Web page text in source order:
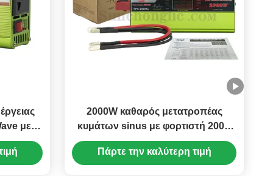
με
12V σε
2000W καθαρός μετατροπέας
κυμάτων sinus με φορτιστή 200A
για μετατροπή ισχύος συνεχούς
ενέργειας σε εναλλασσόμενη
Πάρτε την καλύτερη τιμή